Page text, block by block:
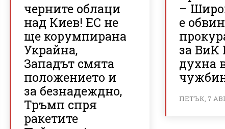
черните облаци
над Киев! ЕС не
ще корумпирана
Украйна,
Западът смята
положението и
за безнадеждно,
Тръмп спря
ракетите
–
е
за ВиК
духна
ПЕТЪК, 7